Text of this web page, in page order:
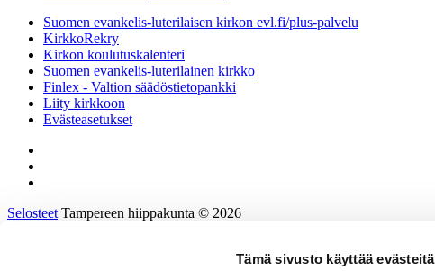
Tämä sivusto käyttää evästeitä
Suomen evankelis-luterilaisen kirkon evl.fi/plus-palvelu
KirkkoRekry
Kirkon koulutuskalenteri
Suomen evankelis-luterilainen kirkko
Finlex - Valtion säädöstietopankki
Liity kirkkoon
Evästeasetukset
Selosteet Tampereen hiippakunta © 2026